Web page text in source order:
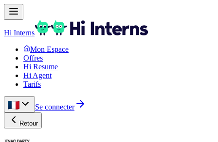
Hi Interns
Mon Espace
Offres
Hi Resume
Hi Agent
Tarifs
Se connecter
Retour